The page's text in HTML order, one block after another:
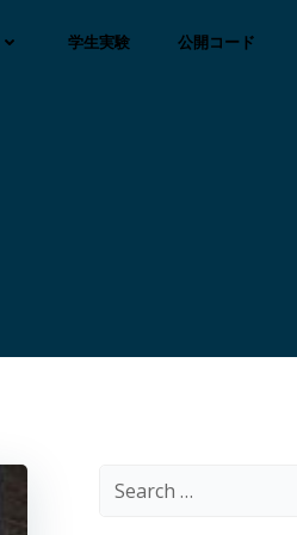
学生実験 公開コード
Search